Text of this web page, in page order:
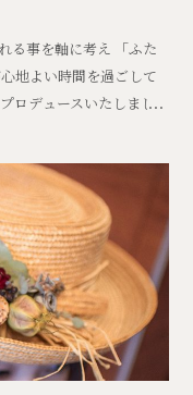
る事を軸に考え 「ふた
地よい時間を過ごして
ロデュースいたしまし